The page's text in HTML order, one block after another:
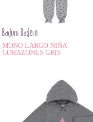
Badum Badero
MONO LARGO NIÑA
CORAZONES GRIS